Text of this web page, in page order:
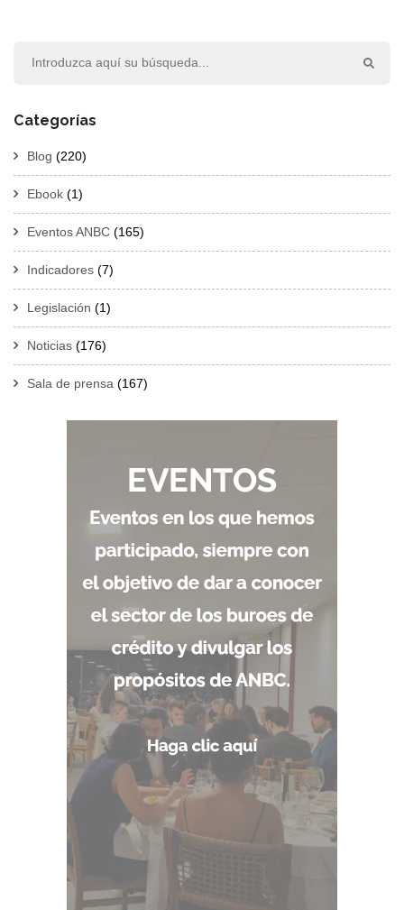
Categorías
Blog (220)
Ebook (1)
Eventos ANBC (165)
Indicadores (7)
Legislación (1)
Noticias (176)
Sala de prensa (167)